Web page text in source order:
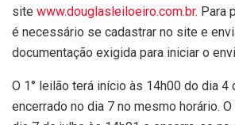
site www.douglasleiloeiro.com.br. Para
é necessário se cadastrar no site e
documentação exigida para iniciar o
O 1° leilão terá início às 14h00 do dia 4
encerrado no dia 7 no mesmo horário.